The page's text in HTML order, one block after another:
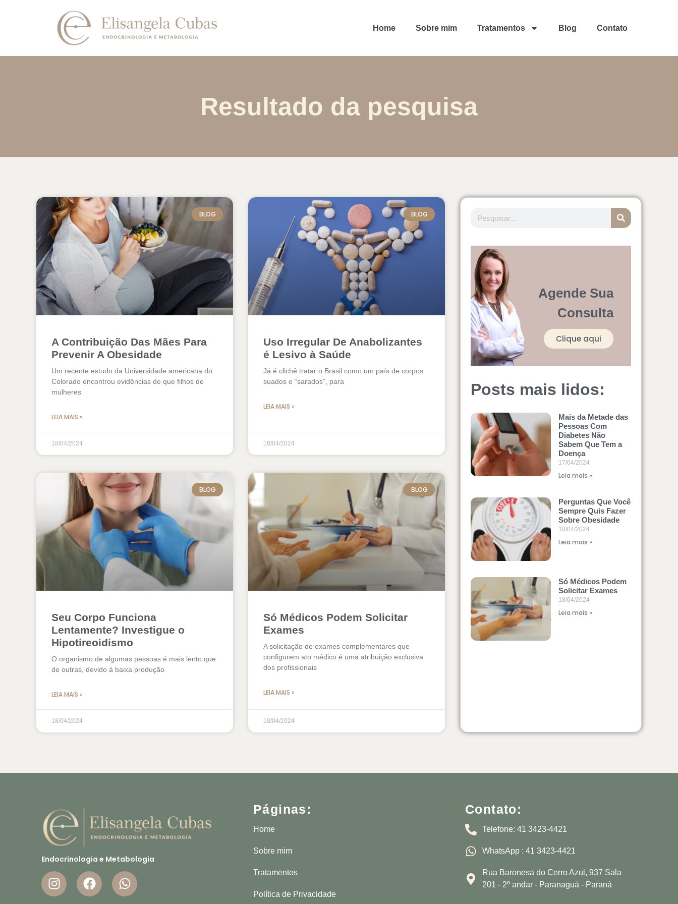
Home Sobre mim Tratamentos Blog Contato
Resultado da pesquisa
BLOG
A Contribuição Das Mães Para
Prevenir A Obesidade
Um recente estudo da Universidade americana do
Colorado encontrou evidências de que filhos de
mulheres
LEIA MAIS »
18/04/2024
BLOG
Uso Irregular De Anabolizantes
é Lesivo à Saúde
Já é clichê tratar o Brasil como um país de corpos
suados e “sarados”, para
LEIA MAIS »
18/04/2024
BLOG
Seu Corpo Funciona
Lentamente? Investigue o
Hipotireoidismo
O organismo de algumas pessoas é mais lento que
de outras, devido à baixa produção
LEIA MAIS »
18/04/2024
BLOG
Só Médicos Podem Solicitar
Exames
A solicitação de exames complementares que
configurem ato médico é uma atribuição exclusiva
dos profissionais
LEIA MAIS »
18/04/2024
Agende Sua
Consulta
Clique aqui
Posts mais lidos:
Mais da Metade das
Pessoas Com
Diabetes Não
Sabem Que Tem a
Doença
17/04/2024
Leia mais »
Perguntas Que Você
Sempre Quis Fazer
Sobre Obesidade
18/04/2024
Leia mais »
Só Médicos Podem
Solicitar Exames
18/04/2024
Leia mais »
Endocrinologia e Metabologia
Páginas:
Home
Sobre mim
Tratamentos
Política de Privacidade
Contato:
Telefone: 41 3423-4421
WhatsApp : 41 3423-4421
Rua Baronesa do Cerro Azul, 937 Sala
201 - 2º andar - Paranaguá - Paraná